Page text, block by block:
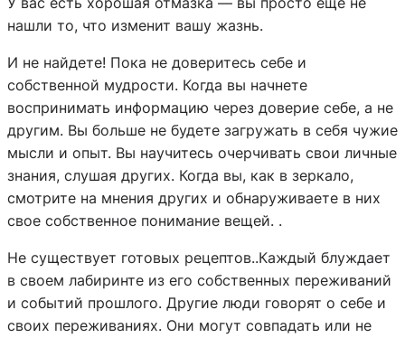
нашли то, что изменит вашу жазнь.
И не найдете! Пока не доверитесь себе и
собственной мудрости. Когда вы начнете
воспринимать информацию через доверие себе, а не
другим. Вы больше не будете загружать в себя чужие
мысли и опыт. Вы научитесь очерчивать свои личные
знания, слушая других. Когда вы, как в зеркало,
смотрите на мнения других и обнаруживаете в них
свое собственное понимание вещей. .
Не существует готовых рецептов..Каждый блуждает
в своем лабиринте из его собственных переживаний
и событий прошлого. Другие люди говорят о себе и
своих переживаниях. Они могут совпадать или не